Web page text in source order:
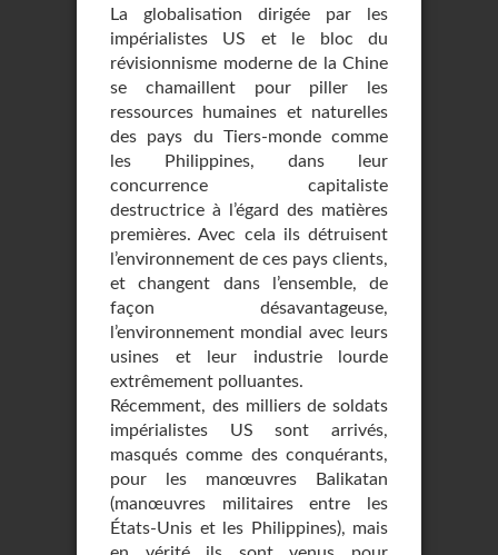
La globalisation dirigée par les
impérialistes US et le bloc du
révisionnisme moderne de la Chine
se chamaillent pour piller les
ressources humaines et naturelles
des pays du Tiers-monde comme
les Philippines, dans leur
concurrence capitaliste
destructrice à l’égard des matières
premières. Avec cela ils détruisent
l’environnement de ces pays clients,
et changent dans l’ensemble, de
façon désavantageuse,
l’environnement mondial avec leurs
usines et leur industrie lourde
extrêmement polluantes.
Récemment, des milliers de soldats
impérialistes US sont arrivés,
masqués comme des conquérants,
pour les manœuvres Balikatan
(manœuvres militaires entre les
États-Unis et les Philippines), mais